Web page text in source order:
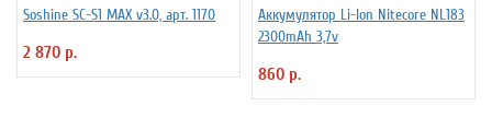
Soshine SC-S1 MAX v3.0, арт. 1170
2 870 р.
Аккумулятор Li-Ion Niteсore NL183
2300mAh 3,7v
860 р.